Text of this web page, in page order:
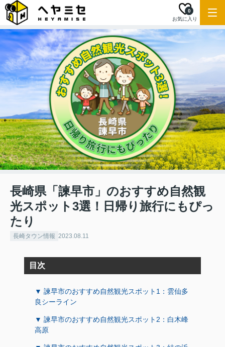
お気に入り
0
長崎県「諫早市」のおすすめ自然観
光スポット3選！日帰り旅行にもぴっ
たり
長崎タウン情報 2023.08.11
目次
▼ 諫早市のおすすめ自然観光スポット1：雲仙多
良シーライン
▼ 諫早市のおすすめ自然観光スポット2：白木峰
高原